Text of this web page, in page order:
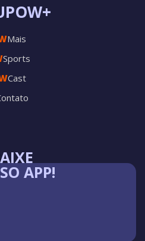
APP!
Mais
Sports
Cast